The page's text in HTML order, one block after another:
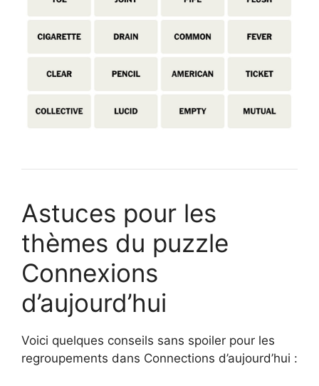
Astuces pour les
thèmes du puzzle
Connexions
d’aujourd’hui
Voici quelques conseils sans spoiler pour les
regroupements dans Connections d’aujourd’hui :